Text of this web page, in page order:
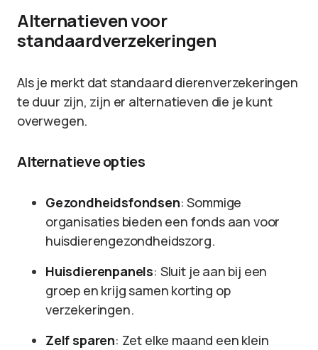
Alternatieven voor
standaardverzekeringen
Als je merkt dat standaard dierenverzekeringen
te duur zijn, zijn er alternatieven die je kunt
overwegen.
Alternatieve opties
Gezondheidsfondsen: Sommige
organisaties bieden een fonds aan voor
huisdierengezondheidszorg.
Huisdierenpanels: Sluit je aan bij een
groep en krijg samen korting op
verzekeringen.
Zelf sparen: Zet elke maand een klein